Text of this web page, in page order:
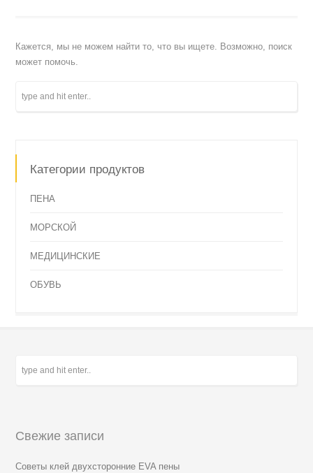
Кажется, мы не можем найти то, что вы ищете. Возможно, поиск
может помочь.
Категории продуктов
ПЕНА
МОРСКОЙ
МЕДИЦИНСКИЕ
ОБУВЬ
Свежие записи
Советы клей двухсторонние EVA пены